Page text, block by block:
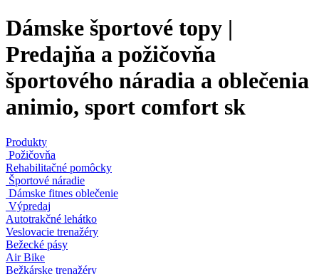
Dámske športové topy |
Predajňa a požičovňa
športového náradia a oblečenia
animio, sport comfort sk
Produkty
Požičovňa
Rehabilitačné pomôcky
Športové náradie
Dámske fitnes oblečenie
Výpredaj
Autotrakčné lehátko
Veslovacie trenažéry
Bežecké pásy
Air Bike
Bežkárske trenažéry